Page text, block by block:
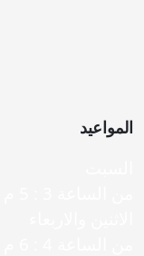
المواعيد